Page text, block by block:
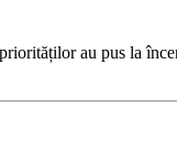
au pus la